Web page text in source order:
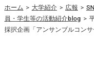
ホーム > 大学紹介 > 広報 >
員・学生等の活動紹介blog >
採択企画「アンサンブルコン